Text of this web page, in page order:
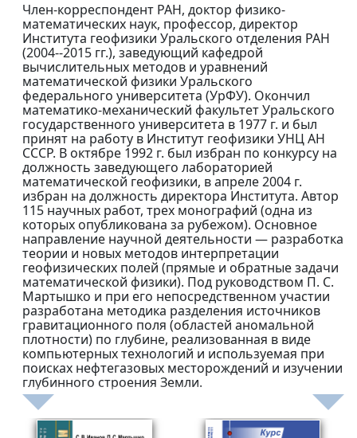
Член-корреспондент РАН, доктор физико-
математических наук, профессор, директор
Института геофизики Уральского отделения РАН
(2004--2015 гг.), заведующий кафедрой
вычислительных методов и уравнений
математической физики Уральского
федерального университета (УрФУ). Окончил
математико-механический факультет Уральского
государственного университета в 1977 г. и был
принят на работу в Институт геофизики УНЦ АН
СССР. В октябре 1992 г. был избран по конкурсу на
должность заведующего лабораторией
математической геофизики, в апреле 2004 г.
избран на должность директора Института. Автор
115 научных работ, трех монографий (одна из
которых опубликована за рубежом). Основное
направление научной деятельности — разработка
теории и новых методов интерпретации
геофизических полей (прямые и обратные задачи
математической физики). Под руководством П. С.
Мартышко и при его непосредственном участии
разработана методика разделения источников
гравитационного поля (областей аномальной
плотности) по глубине, реализованная в виде
компьютерных технологий и используемая при
поисках нефтегазовых месторождений и изучении
глубинного строения Земли.